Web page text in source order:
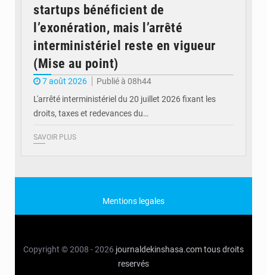
startups bénéficient de
l’exonération, mais l’arrêté
interministériel reste en vigueur
(Mise au point)
7 août 2026
Publié à 08h44
L'arrêté interministériel du 20 juillet 2026 fixant les
droits, taxes et redevances du…
SAVOIR PLUS
Mentions legales
Copyright © 2008 - 2026 journaldekinshasa.comtous droits
reservés